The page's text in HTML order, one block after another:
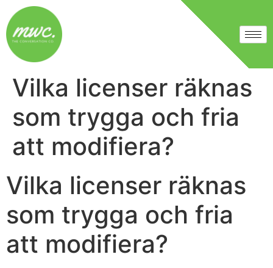
Vilka licenser räknas
som trygga och fria
att modifiera?
Vilka licenser räknas
som trygga och fria
att modifiera?